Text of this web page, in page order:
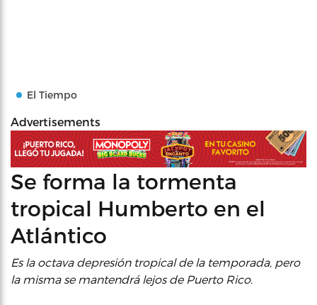
El Tiempo
Advertisements
Se forma la tormenta
tropical Humberto en el
Atlántico
Es la octava depresión tropical de la temporada, pero
la misma se mantendrá lejos de Puerto Rico.